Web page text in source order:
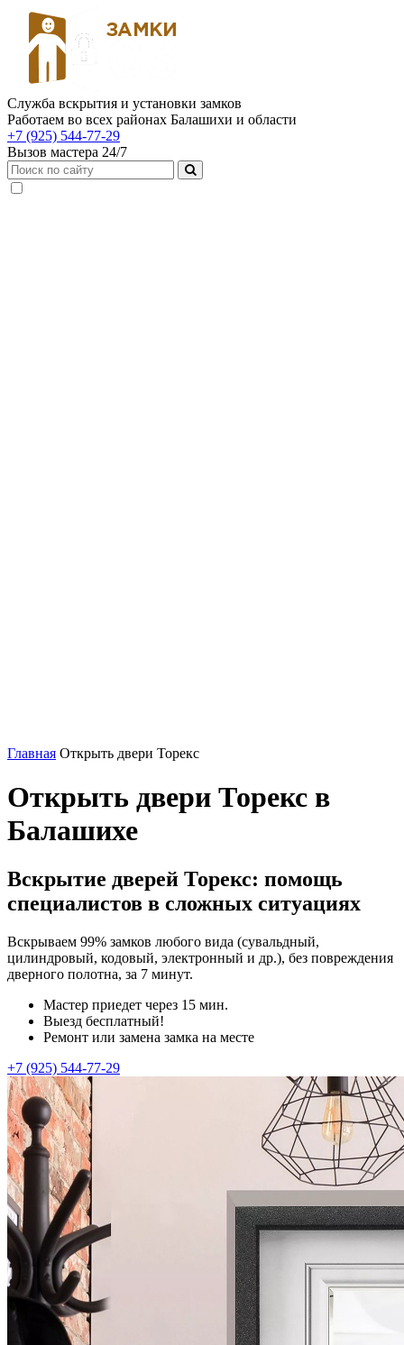
Служба вскрытия и установки замков
Работаем во всех районах Балашихи и области
+7 (925) 544-77-29
Вызов мастера 24/7
Главная Открыть двери Торекс
Открыть двери Торекс в
Балашихе
Вскрытие дверей Торекс: помощь
специалистов в сложных ситуациях
Вскрываем 99% замков любого вида (сувальдный,
цилиндровый, кодовый, электронный и др.), без повреждения
дверного полотна, за 7 минут.
Мастер приедет через 15 мин.
Выезд бесплатный!
Ремонт или замена замка на месте
+7 (925) 544-77-29